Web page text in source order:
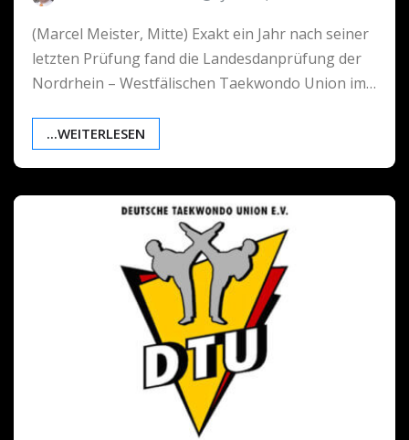
(Marcel Meister, Mitte) Exakt ein Jahr nach seiner
letzten Prüfung fand die Landesdanprüfung der
Nordrhein – Westfälischen Taekwondo Union im…
...WEITERLESEN